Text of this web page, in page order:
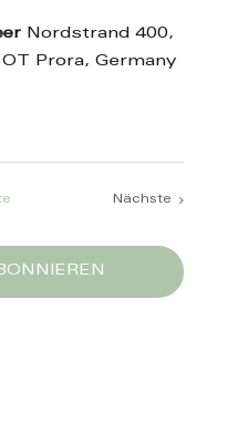
Nordstrand 400,
Prora, Germany
Nächste